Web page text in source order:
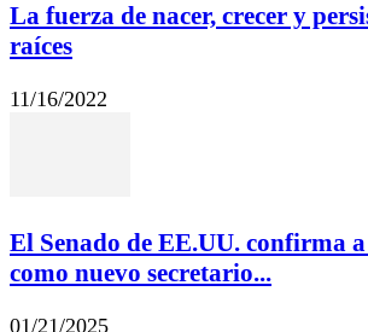
La fuerza de nacer, crecer y
raíces
11/16/2022
El Senado de EE.UU. confirma
como nuevo secretario...
01/21/2025